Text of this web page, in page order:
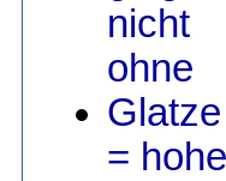
nicht
ohne
Glatze
= hohe